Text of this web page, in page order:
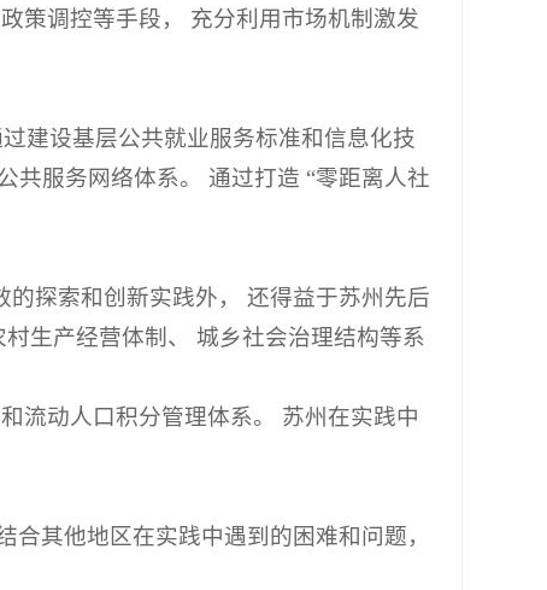
策调控等手段， 充分利用市场机制激发
建设基层公共就业服务标准和信息化技
共服务网络体系。 通过打造 “零距离人社
探索和创新实践外， 还得益于苏州先后
生产经营体制、 城乡社会治理结构等系
流动人口积分管理体系。 苏州在实践中
其他地区在实践中遇到的困难和问题，